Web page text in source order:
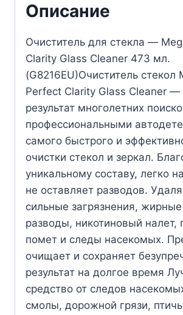
Описание
Очиститель для стекла —
Clarity Glass Cleaner 473 мл.
(G8216EU)Очиститель стекол
Perfect Clarity Glass Cleaner —
результат многолетних
профессиональными
самого быстрого и
очистки стекол и зеркал.
уникальному составу, легко
не оставляет разводов.
сильные загрязнения,
разводы, никотиновый налет,
помет и следы насекомых.
очищает и сохраняет
результат на долгое время
средство от следов
смолы, дорожной грязи,